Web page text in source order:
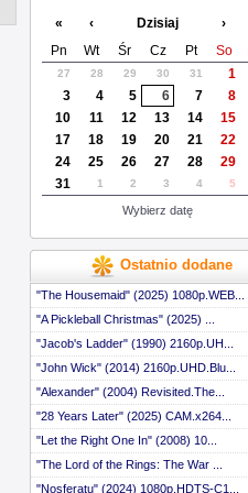
« ‹ Dzisiaj ›
Pn
Wt Śr Cz Pt So
27 28 29 30 31 1
3
4 5 6 7 8
10
11 12 13 14 15
17
18 19 20 21 22
24
25 26 27 28 29
31
1 2 3 4 5
Wybierz datę
Ostatnio dodane
"The Housemaid" (2025) 1080p.WEB...
"A Pickleball Christmas" (2025) ...
"Jacob's Ladder" (1990) 2160p.UH...
"John Wick" (2014) 2160p.UHD.Blu...
"Alexander" (2004) Revisited.The...
"28 Years Later" (2025) CAM.x264...
"Let the Right One In" (2008) 10...
"The Lord of the Rings: The War ...
"Nosferatu" (2024) 1080p.HDTS-C1...
::